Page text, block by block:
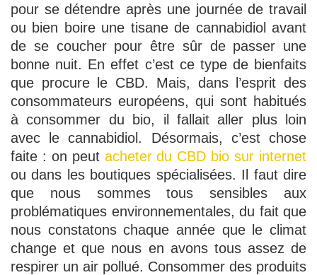
pour se détendre après une journée de travail
ou bien boire une tisane de cannabidiol avant
de se coucher pour être sûr de passer une
bonne nuit. En effet c’est ce type de bienfaits
que procure le CBD. Mais, dans l’esprit des
consommateurs européens, qui sont habitués
à consommer du bio, il fallait aller plus loin
avec le cannabidiol. Désormais, c’est chose
faite : on peut acheter du CBD bio sur internet
ou dans les boutiques spécialisées. Il faut dire
que nous sommes tous sensibles aux
problématiques environnementales, du fait que
nous constatons chaque année que le climat
change et que nous en avons tous assez de
respirer un air pollué. Consommer des produits